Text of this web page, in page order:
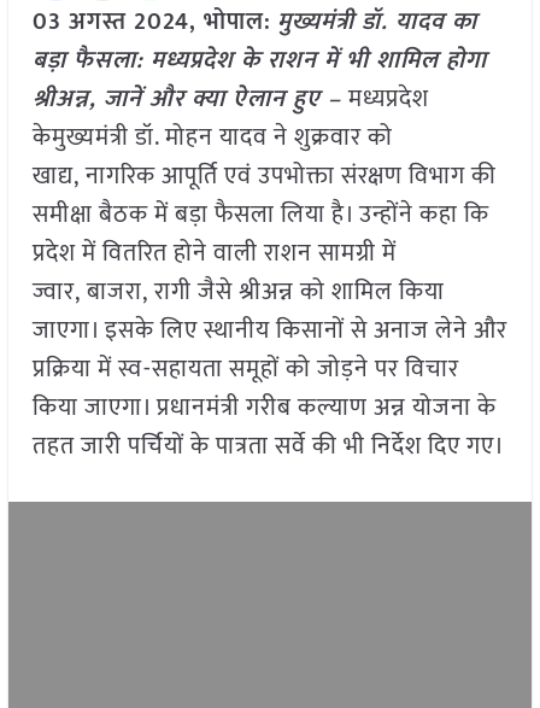
03 अगस्त 2024, भोपाल: मुख्यमंत्री डॉ. यादव का
बड़ा फैसला: मध्यप्रदेश के राशन में भी शामिल होगा
श्रीअन्न, जानें और क्या ऐलान हुए –मध्यप्रदेश
केमुख्यमंत्री डॉ. मोहन यादव ने शुक्रवार को
खाद्य, नागरिक आपूर्ति एवं उपभोक्ता संरक्षण विभाग की
समीक्षा बैठक में बड़ा फैसला लिया है। उन्होंने कहा कि
प्रदेश में वितरित होने वाली राशन सामग्री में
ज्वार, बाजरा, रागी जैसे श्रीअन्न को शामिल किया
जाएगा। इसके लिए स्थानीय किसानों से अनाज लेने और
प्रक्रिया में स्व-सहायता समूहों को जोड़ने पर विचार
किया जाएगा। प्रधानमंत्री गरीब कल्याण अन्न योजना के
तहत जारी पर्चियों के पात्रता सर्वे की भी निर्देश दिए गए।